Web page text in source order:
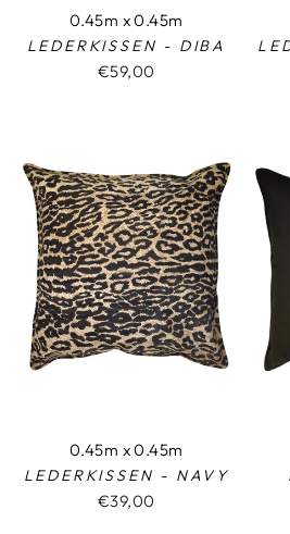
0.45m x 0.45m
LEDERKISSEN - DIBA
€59,00
0.45m x 0.45m
LEDERKISSEN - NAVY
€39,00